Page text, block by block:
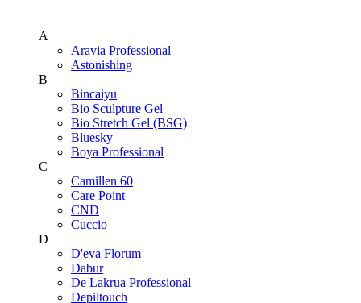
A
Aravia Professional
Astonishing
B
Bincaiyu
Bio Sculpture Gel
Bio Stretch Gel (BSG)
Bluesky
Boya Professional
C
Camillen 60
Care Point
CND
Cuccio
D
D'eva Florum
Dabur
De Lakrua Professional
Depiltouch